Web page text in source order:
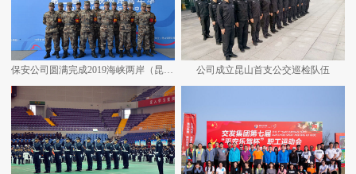
公司成立昆山首支公交巡检队伍